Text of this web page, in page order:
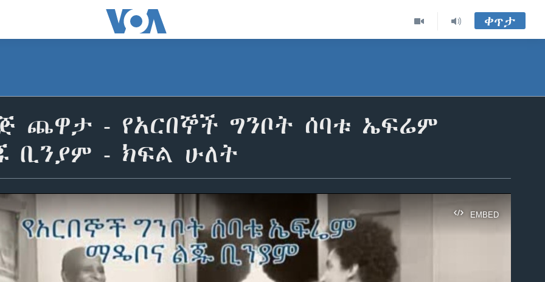
ቀጥታ
ጨዋታ - የአርበኞች ግንቦት ሰባቱ ኤፍሬም
ቢንያም - ክፍል ሁለት
EMBED